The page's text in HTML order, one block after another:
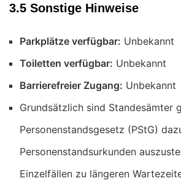
3.5 Sonstige Hinweise
Parkplätze verfügbar: Unbekannt
Toiletten verfügbar: Unbekannt
Barrierefreier Zugang: Unbekannt
Grundsätzlich sind Standesämter
Personenstandsgesetz (PStG)
Personenstandsurkunden
Einzelfällen zu längeren